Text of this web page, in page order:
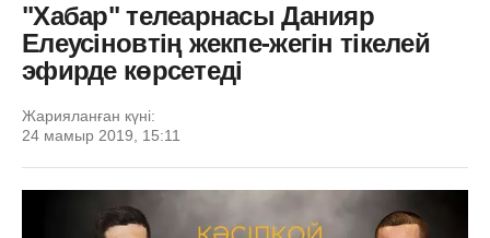
"Хабар" телеарнасы Данияр
Елеусіновтің жекпе-жегін тікелей
эфирде көрсетеді
Жарияланған күні:
24 мамыр 2019, 15:11